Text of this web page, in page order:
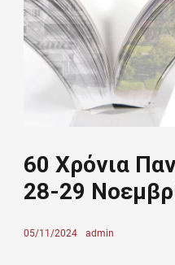
60 Χρόνια
28-29
Posted
05/11/2024 Author
admin